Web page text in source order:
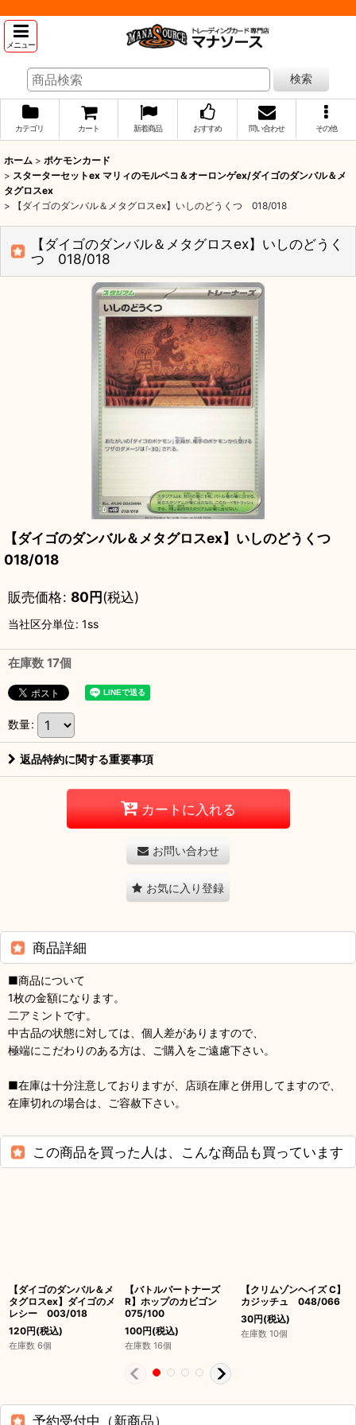
メニュー
検索
カテゴリ カート 新着商品 おすすめ 問い合わせ その他
ホーム > ポケモンカード
> スターターセットex マリィのモルペコ＆オーロンゲex/ダイゴのダンバル＆メ
タグロスex
>
【ダイゴのダンバル＆メタグロスex】いしのどうくつ 018/018
【ダイゴのダンバル＆メタグロスex】いしのどうく
つ 018/018
【ダイゴのダンバル＆メタグロスex】いしのどうくつ
018/018
販売価格: 80円(税込)
当社区分単位: 1ss
在庫数 17個
数量:
返品特約に関する重要事項
カートに入れる
お問い合わせ
お気に入り登録
商品詳細
■商品について
1枚の金額になります。
二アミントです。
中古品の状態に対しては、個人差がありますので、
極端にこだわりのある方は、ご購入をご遠慮下さい。
■在庫は十分注意しておりますが、店頭在庫と併用してますので、
在庫切れの場合は、ご容赦下さい。
この商品を買った人は、こんな商品も買っています
【ダイゴのダンバル＆メ
タグロスex】ダイゴのメ
レシー 003/018
120円(税込)
在庫数 6個
【バトルパートナーズ
R】ホップのカビゴン
075/100
100円(税込)
在庫数 16個
【クリムゾンヘイズ C】
カジッチュ 048/066
30円(税込)
在庫数 10個
予約受付中（新商品）